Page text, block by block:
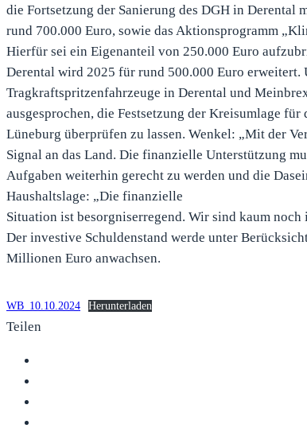
die Fortsetzung der Sanierung des DGH in
rund 700.000 Euro, sowie das Aktionsprogramm
Hierfür sei ein Eigenanteil von 250.000 Euro
Derental wird 2025 für rund 500.000 Euro erweitert.
Tragkraftspritzenfahrzeuge in Derental und
ausgesprochen, die Festsetzung der Kreisumlage
Lüneburg überprüfen zu lassen. Wenkel: „Mit der
Signal an das Land. Die finanzielle Unterstützung
Aufgaben weiterhin gerecht zu werden und die
Haushaltslage: „Die finanzielle
Situation ist besorgniserregend. Wir sind kaum
Der investive Schuldenstand werde unter
Millionen Euro anwachsen.
WB_10.10.2024 Herunterladen
Teilen